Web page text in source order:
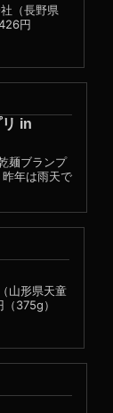
（長野県
円
in
麺ブランプ
年は雨天で
山形県天童
375g）